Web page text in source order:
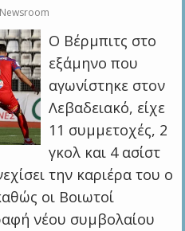
Ο Βέρμπιτς στο
εξάμηνο που
αγωνίστηκε στον
Λεβαδειακό, είχε
11 συμμετοχές, 2
γκολ και 4 ασίστ
την καριέρα του ο
οι Βοιωτοί
νέου συμβολαίου